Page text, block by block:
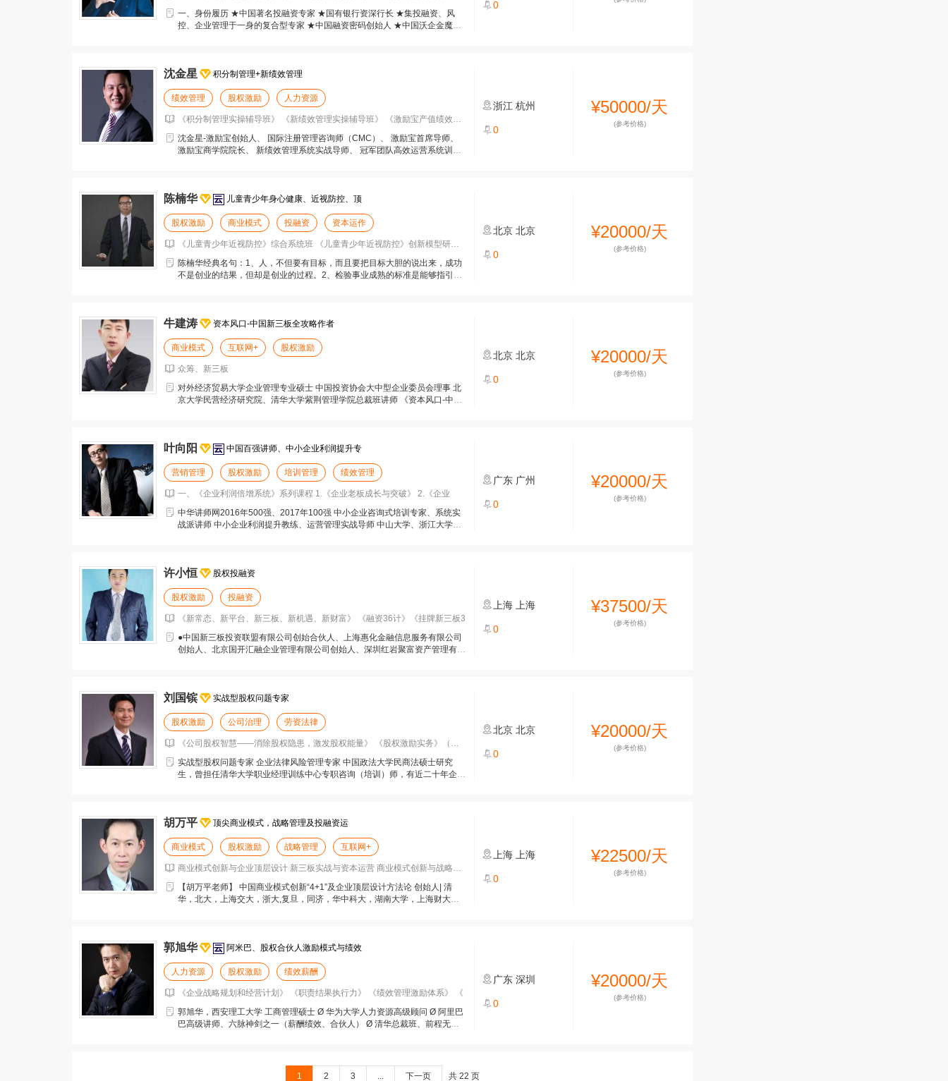
一、身份履历 ★中国著名投融资专家 ★国有银行资深行长 ★集投融资、风
控、企业管理于一身的复合型专家 ★中国融资密码创始人 ★中国沃企金魔方
0
沈金星 积分制管理+新绩效管理
绩效管理 股权激励 人力资源
《积分制管理实操辅导班》 《新绩效管理实操辅导班》 《激励宝产值绩效辅导
沈金星-激励宝创始人、 国际注册管理咨询师（CMC）、 激励宝首席导师、
激励宝商学院院长、 新绩效管理系统实战导师、 冠军团队高效运营系统训练
浙江 杭州
0
¥50000/天
(参考价格)
陈楠华 儿童青少年身心健康、近视防控、顶
股权激励 商业模式 投融资 资本运作
《儿童青少年近视防控》综合系统班 《儿童青少年近视防控》创新模型研修班
陈楠华经典名句：1、人，不但要有目标，而且要把目标大胆的说出来，成功
不是创业的结果，但却是创业的过程。2、检验事业成熟的标准是能够指引他
北京 北京
0
¥20000/天
(参考价格)
牛建涛 资本风口-中国新三板全攻略作者
商业模式 互联网+ 股权激励
众筹、新三板
对外经济贸易大学企业管理专业硕士 中国投资协会大中型企业委员会理事 北
京大学民营经济研究院、清华大学紫荆管理学院总裁班讲师 《资本风口-中国
北京 北京
0
¥20000/天
(参考价格)
叶向阳 中国百强讲师、中小企业利润提升专
营销管理 股权激励 培训管理 绩效管理
一、《企业利润倍增系统》系列课程 1.《企业老板成长与突破》 2.《企业
中华讲师网2016年500强、2017年100强 中小企业咨询式培训专家、系统实
战派讲师 中小企业利润提升教练、运营管理实战导师 中山大学、浙江大学等
广东 广州
0
¥20000/天
(参考价格)
许小恒 股权投融资
股权激励 投融资
《新常态、新平台、新三板、新机遇、新财富》 《融资36计》《挂牌新三板3
●中国新三板投资联盟有限公司创始合伙人、上海惠化金融信息服务有限公司
创始人、北京国开汇融企业管理有限公司创始人、深圳红岩聚富资产管理有限
上海 上海
0
¥37500/天
(参考价格)
刘国镔 实战型股权问题专家
股权激励 公司治理 劳资法律
《公司股权智慧——消除股权隐患，激发股权能量》 《股权激励实务》（培训、
实战型股权问题专家 企业法律风险管理专家 中国政法大学民商法硕士研究
生，曾担任清华大学职业经理训练中心专职咨询（培训）师，有近二十年企业
北京 北京
0
¥20000/天
(参考价格)
胡万平 顶尖商业模式，战略管理及投融资运
商业模式 股权激励 战略管理 互联网+
商业模式创新与企业顶层设计 新三板实战与资本运营 商业模式创新与战略定位
【胡万平老师】 中国商业模式创新“4+1”及企业顶层设计方法论 创始人| 清
华，北大，上海交大，浙大,复旦，同济，华中科大，湖南大学，上海财大，
上海 上海
0
¥22500/天
(参考价格)
郭旭华 阿米巴、股权合伙人激励模式与绩效
人力资源 股权激励 绩效薪酬
《企业战略规划和经营计划》 《职责结果执行力》 《绩效管理激励体系》 《
郭旭华，西安理工大学 工商管理硕士 Ø 华为大学人力资源高级顾问 Ø 阿里巴
巴高级讲师、六脉神剑之一（薪酬绩效、合伙人） Ø 清华总裁班、前程无
广东 深圳
0
¥20000/天
(参考价格)
1 2 3 ... 下一页 共 22 页